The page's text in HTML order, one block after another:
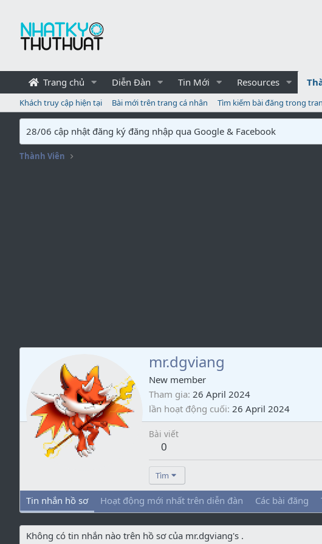
Trang chủ Diễn Đàn Tin Mới Resources
Khách truy cập hiện tại Bài mới trên trang cá nhân Tìm kiếm bài đăng trong
28/06 cập nhật đăng ký đăng nhập qua Google & Facebook
Thành Viên
mr.dgviang
New member
Tham gia 26 April 2024
lần hoạt động cuối 26 April 2024
Bài viết
0
Tìm
Tin nhắn hồ sơ Hoạt động mới nhất trên diễn đàn Các bài đăng
Không có tin nhắn nào trên hồ sơ của mr.dgviang's .